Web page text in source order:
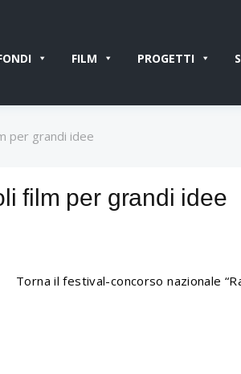
FILM PROGETTI
per grandi idee
film per grandi idee
Torna il festival-concorso nazionale